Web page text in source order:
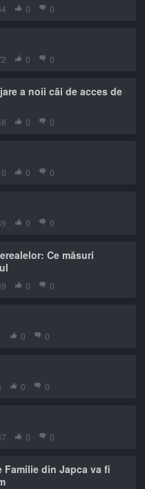
0 0
0 0
a noii căi de acces de
0 0
0 0
0 0
Ce măsuri
0 0
0 0
0 0
0 0
din Japca va fi